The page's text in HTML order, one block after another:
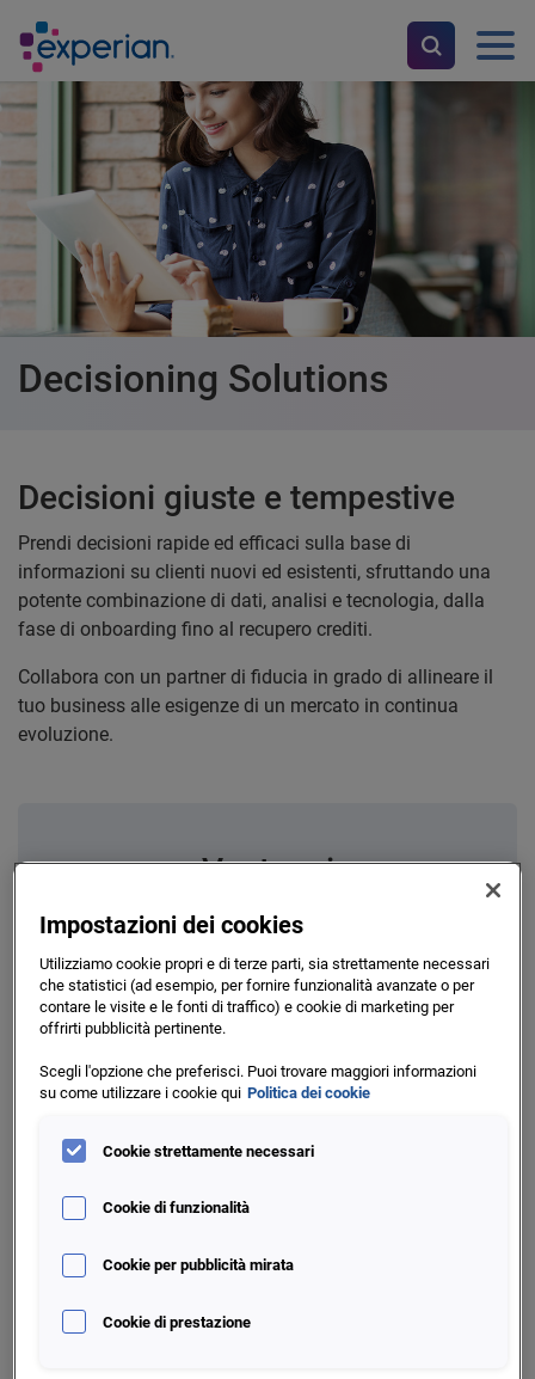
Decisioning Solutions
Decisioni giuste e tempestive
Prendi decisioni rapide ed efficaci sulla base di
informazioni su clienti nuovi ed esistenti, sfruttando una
potente combinazione di dati, analisi e tecnologia, dalla
fase di onboarding fino al recupero crediti.
Collabora con un partner di fiducia in grado di allineare il
tuo business alle esigenze di un mercato in continua
evoluzione.
Vantaggi
Intelligent Decisions ti aiuterà a:
Un'esperienza cliente rapida e fluida
Nuove strategie di crescita di mercato,
portafoglio e clienti
Ottimizzazione dei processi del ciclo di
Impostazioni dei cookies
Utilizziamo cookie propri e di terze parti, sia strettamente necessari
che statistici (ad esempio, per fornire funzionalità avanzate o per
contare le visite e le fonti di traffico) e cookie di marketing per
offrirti pubblicità pertinente.
Scegli l'opzione che preferisci. Puoi trovare maggiori informazioni
su come utilizzare i cookie qui Politica dei cookie
Cookie strettamente necessari
Cookie di funzionalità
Cookie per pubblicità mirata
Cookie di prestazione